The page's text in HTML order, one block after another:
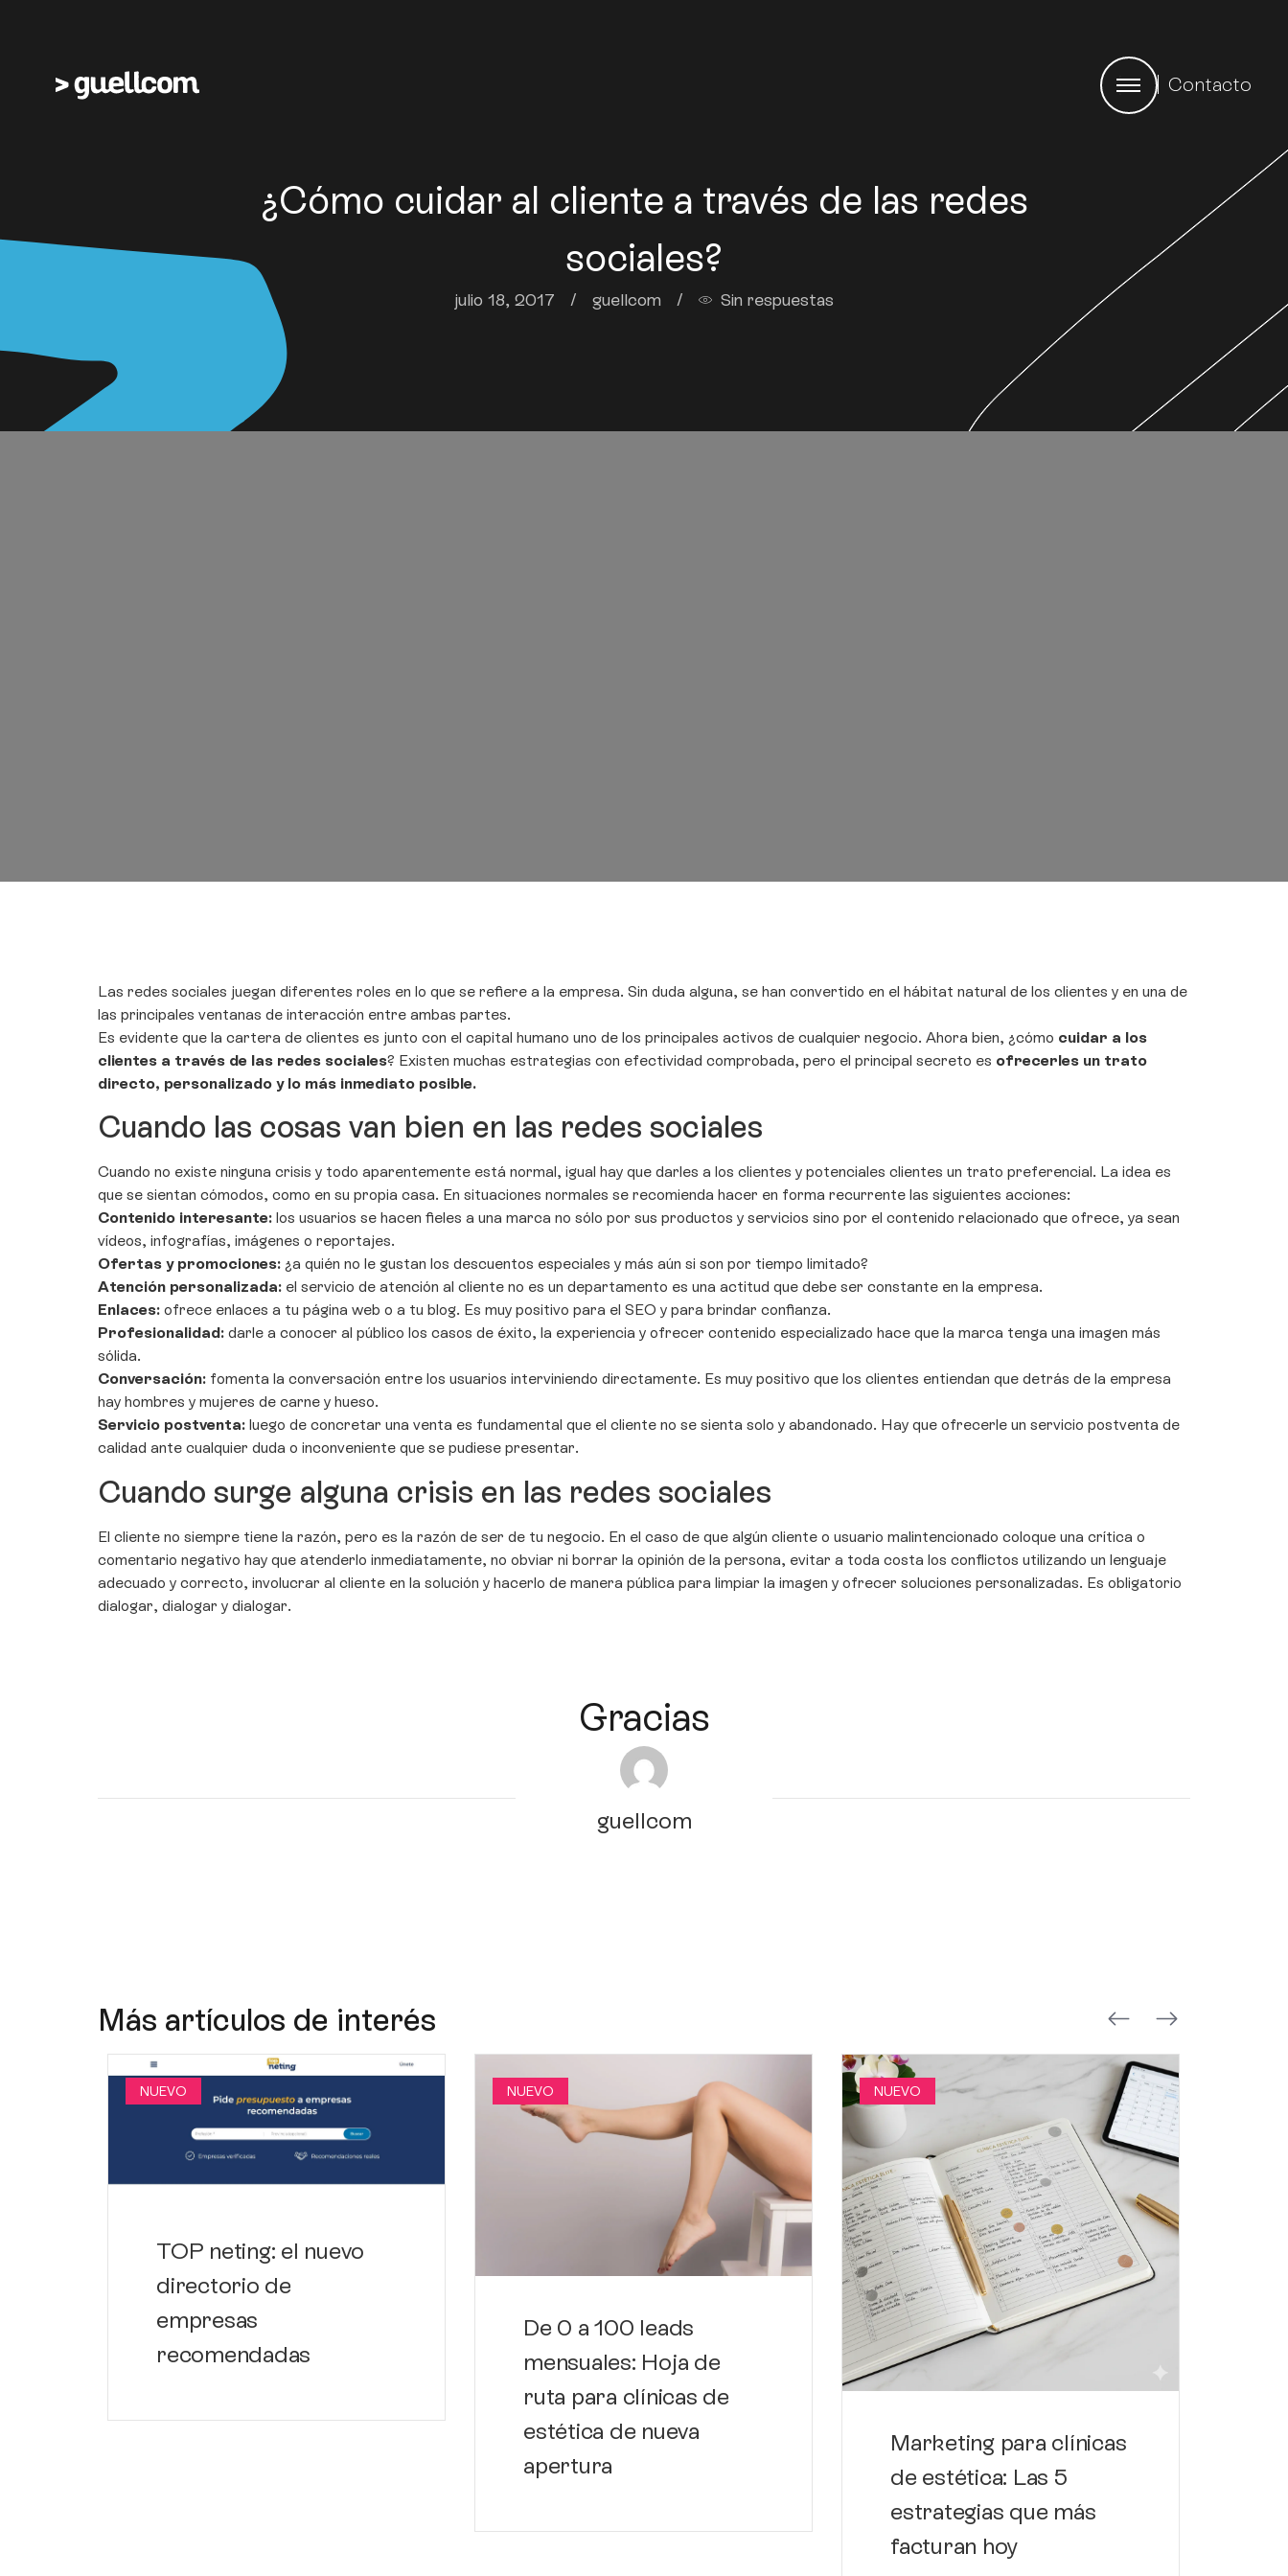
Contacto
¿Cómo cuidar al cliente a través de las redes
sociales?
julio 18, 2017 / guellcom / Sin respuestas
Las redes sociales juegan diferentes roles en lo que se refiere a la empresa. Sin duda alguna, se han convertido en el hábitat natural de los clientes y en una de
las principales ventanas de interacción entre ambas partes.
Es evidente que la cartera de clientes es junto con el capital humano uno de los principales activos de cualquier negocio. Ahora bien, ¿cómo cuidar a los
clientes a través de las redes sociales? Existen muchas estrategias con efectividad comprobada, pero el principal secreto es ofrecerles un trato
directo, personalizado y lo más inmediato posible.
Cuando las cosas van bien en las redes sociales
Cuando no existe ninguna crisis y todo aparentemente está normal, igual hay que darles a los clientes y potenciales clientes un trato preferencial. La idea es
que se sientan cómodos, como en su propia casa. En situaciones normales se recomienda hacer en forma recurrente las siguientes acciones:
Contenido interesante: los usuarios se hacen fieles a una marca no sólo por sus productos y servicios sino por el contenido relacionado que ofrece, ya sean
vídeos, infografías, imágenes o reportajes.
Ofertas y promociones: ¿a quién no le gustan los descuentos especiales y más aún si son por tiempo limitado?
Atención personalizada: el servicio de atención al cliente no es un departamento es una actitud que debe ser constante en la empresa.
Enlaces: ofrece enlaces a tu página web o a tu blog. Es muy positivo para el SEO y para brindar confianza.
Profesionalidad: darle a conocer al público los casos de éxito, la experiencia y ofrecer contenido especializado hace que la marca tenga una imagen más
sólida.
Conversación: fomenta la conversación entre los usuarios interviniendo directamente. Es muy positivo que los clientes entiendan que detrás de la empresa
hay hombres y mujeres de carne y hueso.
Servicio postventa: luego de concretar una venta es fundamental que el cliente no se sienta solo y abandonado. Hay que ofrecerle un servicio postventa de
calidad ante cualquier duda o inconveniente que se pudiese presentar.
Cuando surge alguna crisis en las redes sociales
El cliente no siempre tiene la razón, pero es la razón de ser de tu negocio. En el caso de que algún cliente o usuario malintencionado coloque una crítica o
comentario negativo hay que atenderlo inmediatamente, no obviar ni borrar la opinión de la persona, evitar a toda costa los conflictos utilizando un lenguaje
adecuado y correcto, involucrar al cliente en la solución y hacerlo de manera pública para limpiar la imagen y ofrecer soluciones personalizadas. Es obligatorio
dialogar, dialogar y dialogar.
Gracias
guellcom
Más artículos de interés
NUEVO
TOP neting: el nuevo
directorio de
empresas
recomendadas
NUEVO
De 0 a 100 leads
mensuales: Hoja de
ruta para clínicas de
estética de nueva
apertura
NUEVO
Marketing para clínicas
de estética: Las 5
estrategias que más
facturan hoy